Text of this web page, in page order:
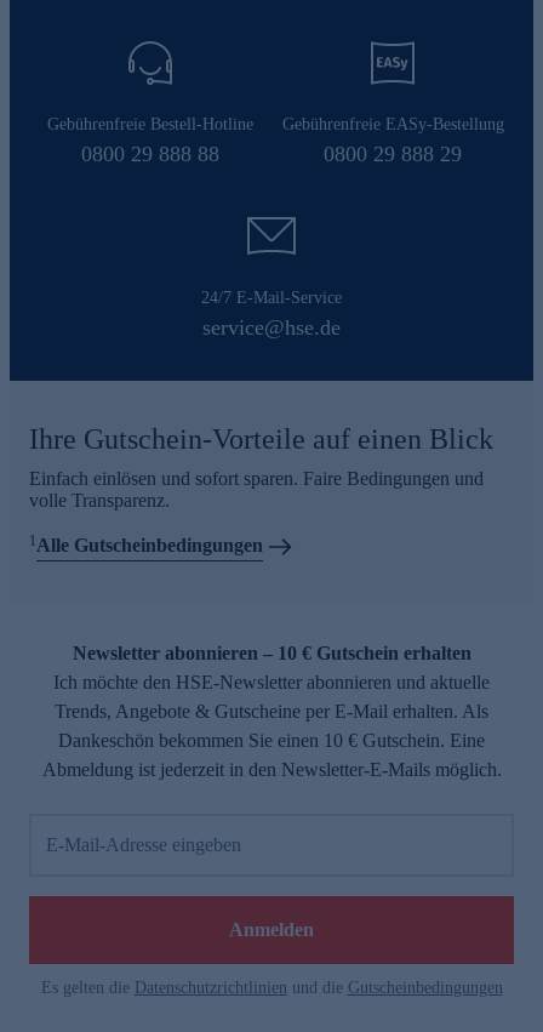
Gebührenfreie Bestell-Hotline
0800 29 888 88
Gebührenfreie EASy-Bestellung
0800 29 888 29
24/7 E-Mail-Service
service@hse.de
Ihre Gutschein-Vorteile auf einen Blick
Einfach einlösen und sofort sparen. Faire Bedingungen und
volle Transparenz.
1Alle Gutscheinbedingungen
Newsletter abonnieren – 10 € Gutschein erhalten
Ich möchte den HSE-Newsletter abonnieren und aktuelle
Trends, Angebote & Gutscheine per E-Mail erhalten. Als
Dankeschön bekommen Sie einen 10 € Gutschein. Eine
Abmeldung ist jederzeit in den Newsletter-E-Mails möglich.
E-Mail-Adresse eingeben
Anmelden
Es gelten die Datenschutzrichtlinien und die Gutscheinbedingungen